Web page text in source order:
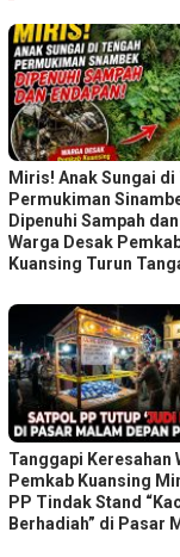
Miris! Anak Sungai di
Permukiman
Dipenuhi Sampah
Warga Desak
Kuansing Turun
Tanggapi Keresahan
Pemkab Kuansing
PP Tindak Stand
Berhadiah” di Pasar